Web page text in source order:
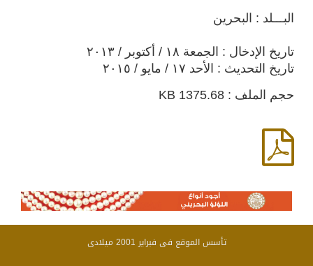
البـــلد : البحرين
تاريخ الإدخال : الجمعة ١٨ / أكتوبر / ٢٠١٣
تاريخ التحديث : الأحد ١٧ / مايو / ٢٠١٥
حجم الملف : 1375.68 KB
تأسس الموقع فى فبراير 2001 ميلادى